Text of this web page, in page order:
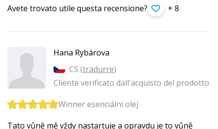
Avete trovato utile questa recensione? + 8
Hana Rybárova
CS (tradurre)
Cliente verificato dall'acquisto del prodotto
Winner esenciální olej
Tato vůně mě vždy nastartuje a opravdu je to vůně